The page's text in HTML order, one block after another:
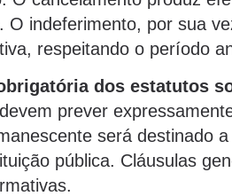
O indeferimento, por sua
respeitando o período
dos estatutos
prever
será destinado
pública. Cláusulas